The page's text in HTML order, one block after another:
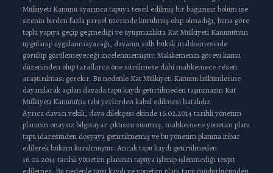
Mülkiyeti Kanunu uyarınca tapuya tescil edilmiş bir bağımsız bölüm ise
sitenin birden fazla parsel üzerinde kurulmuş olup olmadığı, buna göre
toplu yapıya geçip geçmediği ve uyuşmazlıkta Kat Mülkiyeti Kanunu’nun
uygulanıp uygulanmayacağı, davanın sulh hukuk mahkemesinde
görülüp görülemeyeceği incelenmemiştir. Mahkemenin görevi kamu
düzeninden olup taraflarca öne sürülmese dahi mahkemece re’sen
araştırılması gerekir. Bu nedenle Kat Mülkiyeti Kanunu hükümlerine
dayanılarak açılan davada tapu kaydı getirtilmeden taşınmazın Kat
Mülkiyeti Kanunu’na tabi yerlerden kabul edilmesi hatalıdır.
Ayrıca davacı vekili, dava dilekçesi ekinde 16.02.2014 tarihli yönetim
planının onaysız bilgisayar çıktısını sunmuş, mahkemece yönetim planı
tapu idaresinden dosyaya getirtilmemiş ve bu yönetim planına itibar
edilerek hüküm kurulmuştur. Ancak tapu kaydı getirtilmeden
16.02.2014 tarihli yönetim planının tapuya işlenip işlenmediği tespit
edilemez. Bu nedenle tapu kaydı ve yönetim planı tapu müdürlüğünden